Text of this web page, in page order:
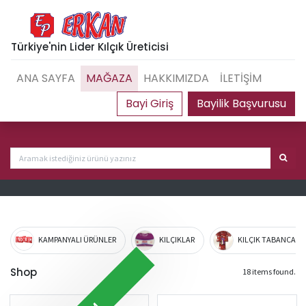
Türkiye'nin Lider Kılçık Üreticisi
Bayilik Başvurusu
ANA SAYFA MAĞAZA HAKKIMIZDA İLETİŞİM
KAMPANYALI ÜRÜNLER KILÇIKLAR KILÇIK TABANCA
Shop 18 items found.